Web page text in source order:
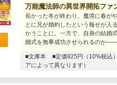
万能魔法師の異世界開拓ファ
長かった冬が終わり、魔境に春が
とに兄が婚約したという報せが入
かうことに。一方で、自身の結婚
婚式を無事成功させられるのか
■文庫本 ■定価825円（10%税込）
アによって異なります）